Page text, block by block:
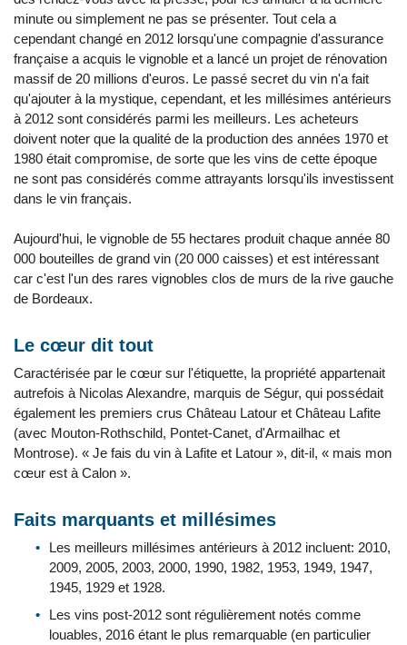
minute ou simplement ne pas se présenter. Tout cela a
cependant changé en 2012 lorsqu'une compagnie d'assurance
française a acquis le vignoble et a lancé un projet de rénovation
massif de 20 millions d'euros. Le passé secret du vin n'a fait
qu'ajouter à la mystique, cependant, et les millésimes antérieurs
à 2012 sont considérés parmi les meilleurs. Les acheteurs
doivent noter que la qualité de la production des années 1970 et
1980 était compromise, de sorte que les vins de cette époque
ne sont pas considérés comme attrayants lorsqu'ils investissent
dans le vin français.
Aujourd'hui, le vignoble de 55 hectares produit chaque année 80
000 bouteilles de grand vin (20 000 caisses) et est intéressant
car c'est l'un des rares vignobles clos de murs de la rive gauche
de Bordeaux.
Le cœur dit tout
Caractérisée par le cœur sur l'étiquette, la propriété appartenait
autrefois à Nicolas Alexandre, marquis de Ségur, qui possédait
également les premiers crus Château Latour et Château Lafite
(avec Mouton-Rothschild, Pontet-Canet, d'Armailhac et
Montrose). « Je fais du vin à Lafite et Latour », dit-il, « mais mon
cœur est à Calon ».
Faits marquants et millésimes
Les meilleurs millésimes antérieurs à 2012 incluent: 2010,
2009, 2005, 2003, 2000, 1990, 1982, 1953, 1949, 1947,
1945, 1929 et 1928.
Les vins post-2012 sont régulièrement notés comme
louables, 2016 étant le plus remarquable (en particulier